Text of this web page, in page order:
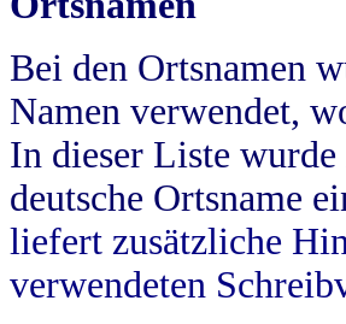
Bei den Ortsnamen
Namen verwendet,
In dieser Liste
deutsche Ortsname
liefert zusätzliche
verwendeten